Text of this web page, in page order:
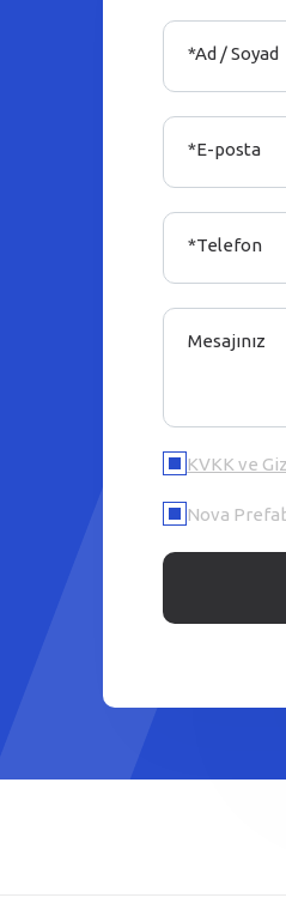
*Ad / Soyad
*E-posta
*Telefon
Mesajınız
KVKK ve
Nova